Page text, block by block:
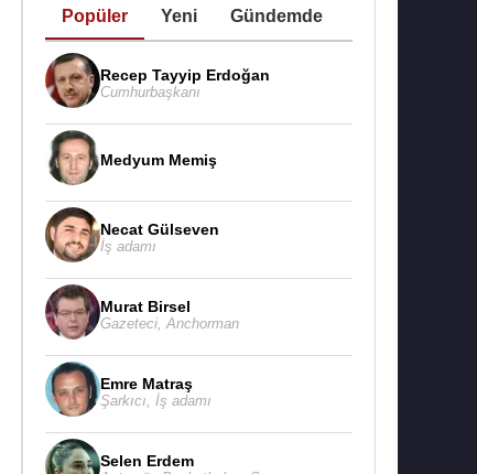
Popüler Yeni Gündemde
Recep Tayyip Erdoğan
Cumhurbaşkanı
Medyum Memiş
Necat Gülseven
İş adamı
Murat Birsel
Gazeteci Anchorman
Emre Matraş
Şarkıcı İş adamı
Selen Erdem